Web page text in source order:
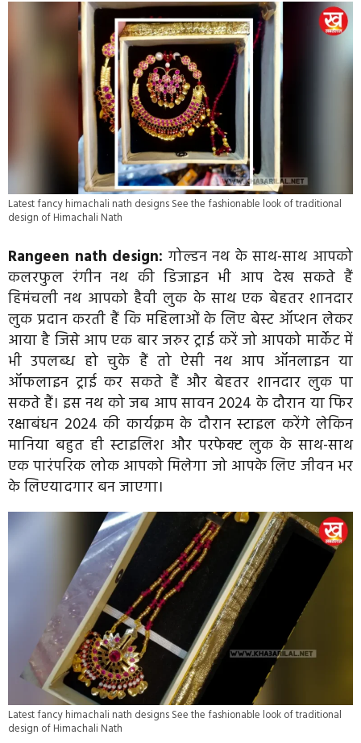
Latest fancy himachali nath designs See the fashionable look of traditional
design of Himachali Nath
Rangeen nath design: गोल्डन नथ के साथ-साथ आपको
कलरफुल रंगीन नथ की डिजाइन भी आप देख सकते हैं
हिमंचली नथ आपको हैवी लुक के साथ एक बेहतर शानदार
लुक प्रदान करती हैं कि महिलाओं के लिए बेस्ट ऑप्शन लेकर
आया है जिसे आप एक बार जरुर ट्राई करें जो आपको मार्केट में
भी उपलब्ध हो चुके हैं तो ऐसी नथ आप ऑनलाइन या
ऑफलाइन ट्राई कर सकते हैं और बेहतर शानदार लुक पा
सकते हैं। इस नथ को जब आप सावन 2024 के दौरान या फिर
रक्षाबंधन 2024 की कार्यक्रम के दौरान स्टाइल करेंगे लेकिन
मानिया बहुत ही स्टाइलिश और परफेक्ट लुक के साथ-साथ
एक पारंपरिक लोक आपको मिलेगा जो आपके लिए जीवन भर
के लिएयादगार बन जाएगा।
Latest fancy himachali nath designs See the fashionable look of traditional
design of Himachali Nath